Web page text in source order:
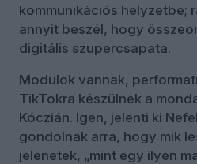
kommunikációs helyzetbe;
annyit beszél, hogy
digitális szupercsapata.
Modulok vannak,
TikTokra készülnek a
Kóczián. Igen, jelenti ki
gondolnak arra, hogy mik
jelenetek, „mint egy ilyen